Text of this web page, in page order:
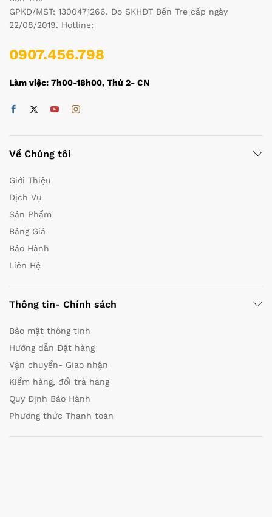
GPKD/MST: 1300471266. Do SKHĐT Bến Tre cấp ngày
22/08/2019. Hotline:
0907.456.798
Làm việc: 7h00-18h00, Thứ 2- CN
Về Chúng tôi
Giới Thiệu
Dịch Vụ
Sản Phẩm
Bảng Giá
Bảo Hành
Liên Hệ
Thông tin- Chính sách
Bảo mật thông tinh
Hướng dẫn Đặt hàng
Vận chuyển- Giao nhận
Kiểm hàng, đổi trả hàng
Quy Định Bảo Hành
Phương thức Thanh toán